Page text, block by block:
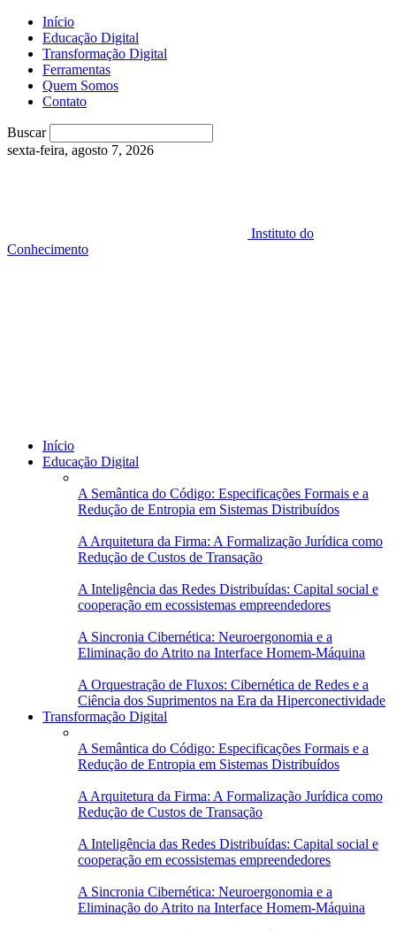
Início
Educação Digital
Transformação Digital
Ferramentas
Quem Somos
Contato
Buscar
sexta-feira, agosto 7, 2026
Instituto do
Conhecimento
Início
Educação Digital
A Semântica do Código: Especificações Formais e a
Redução de Entropia em Sistemas Distribuídos
A Arquitetura da Firma: A Formalização Jurídica como
Redução de Custos de Transação
A Inteligência das Redes Distribuídas: Capital social e
cooperação em ecossistemas empreendedores
A Sincronia Cibernética: Neuroergonomia e a
Eliminação do Atrito na Interface Homem-Máquina
A Orquestração de Fluxos: Cibernética de Redes e a
Ciência dos Suprimentos na Era da Hiperconectividade
Transformação Digital
A Semântica do Código: Especificações Formais e a
Redução de Entropia em Sistemas Distribuídos
A Arquitetura da Firma: A Formalização Jurídica como
Redução de Custos de Transação
A Inteligência das Redes Distribuídas: Capital social e
cooperação em ecossistemas empreendedores
A Sincronia Cibernética: Neuroergonomia e a
Eliminação do Atrito na Interface Homem-Máquina